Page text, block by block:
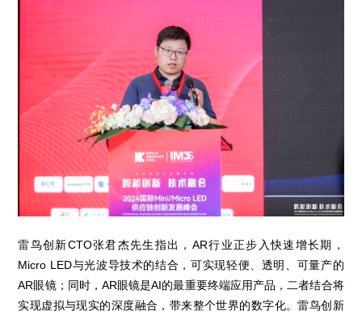
雷鸟创新CTO张君杰先生指出，AR行业正步入快速增长期，
Micro LED与光波导技术的结合，可实现轻便、透明、可量产的
AR眼镜；同时，AR眼镜是AI的最重要终端应用产品，二者结合将
实现虚拟与现实的深度融合，带来整个世界的数字化。雷鸟创新